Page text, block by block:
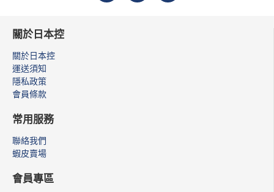
關於日本控
關於日本控
運送須知
隱私政策
會員條款
常用服務
聯絡我們
蝦皮賣場
會員專區